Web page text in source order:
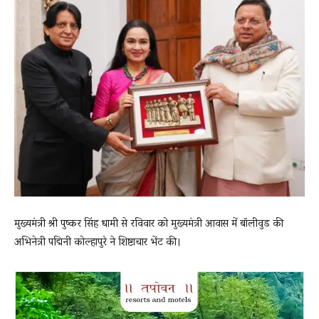
News
मुख्यमंत्री श्री पुष्कर सिंह धामी से रविवार को मुख्यमंत्री आवास में बॉलीवुड की
अभिनेत्री पद्मिनी कोल्हापुरे ने शिष्टाचार भेंट की।